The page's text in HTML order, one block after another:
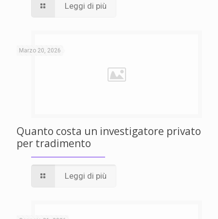
Leggi di più
Marzo 20, 2026
Quanto costa un investigatore privato
per tradimento
Leggi di più